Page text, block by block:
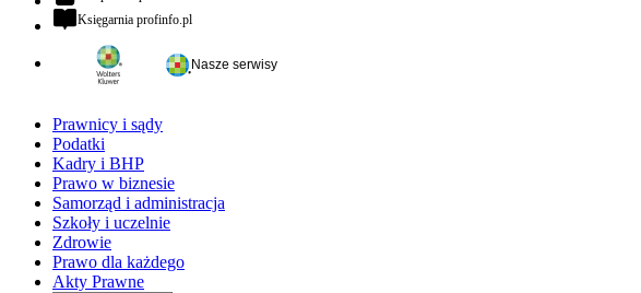
Księgarnia profinfo.plotwiera się w nowej karcie
Nasze serwisy
Prawnicy i sądy
Podatki
Kadry i BHP
Prawo w biznesie
Samorząd i administracja
Szkoły i uczelnie
Zdrowie
Prawo dla każdego
Akty Prawne